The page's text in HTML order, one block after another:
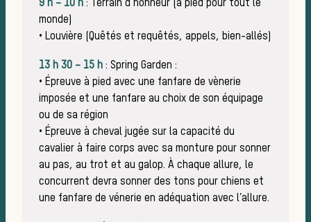
9 h – 10 h : Terrain d’honneur (à pied pour tout le
monde)
• Louvière (Quêtés et requêtés, appels, bien-allés)
13 h 30 – 15 h : Spring Garden :
• Épreuve à pied avec une fanfare de vènerie
imposée et une fanfare au choix de son équipage
ou de sa région
• Épreuve à cheval jugée sur la capacité du
cavalier à faire corps avec sa monture pour sonner
au pas, au trot et au galop. À chaque allure, le
concurrent devra sonner des tons pour chiens et
une fanfare de vénerie en adéquation avec l’allure.